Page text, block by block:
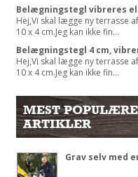
Belægningstegl vibreres
Hej,Vi skal lægge ny terrasse
10 x 4 cm.Jeg kan ikke fin...
Belægningstegl 4 cm,
Hej,Vi skal lægge ny terrasse
10 x 4 cm.Jeg kan ikke fin...
MEST
ARTIKLER
Grav selv med